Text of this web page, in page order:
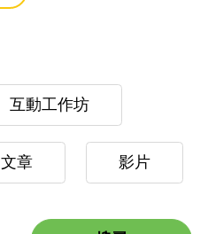
互動工作坊
文章 影片